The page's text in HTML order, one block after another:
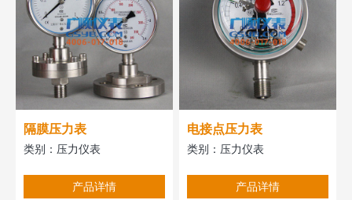
隔膜压力表
类别： 压力仪表
产品详情
电接点压力表
类别： 压力仪表
产品详情